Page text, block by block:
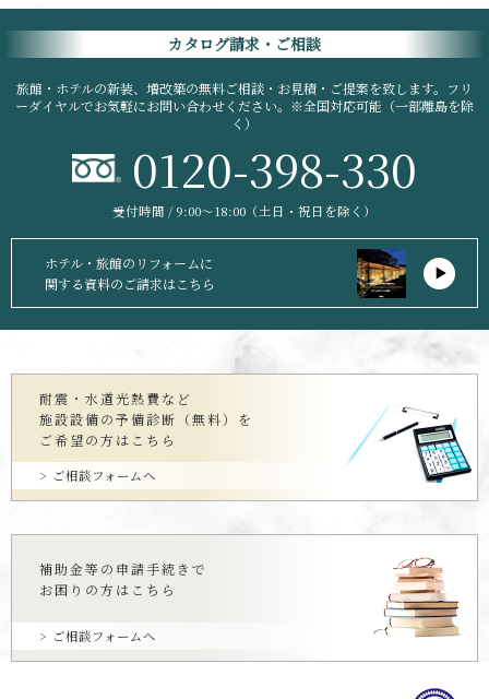
カタログ請求・ご相談
旅館・ホテルの新装、増改築の無料ご相談・お見積・ご提案を致します。フリ
ーダイヤルでお気軽にお問い合わせください。※全国対応可能（一部離島を除
く）
0120-398-330
受付時間 / 9:00〜18:00（土日・祝日を除く）
ホテル・旅館のリフォームに
関する資料のご請求はこちら
耐震・水道光熱費など
施設設備の予備診断（無料）を
ご希望の方はこちら
ご相談フォームへ
補助金等の申請手続きで
お困りの方はこちら
ご相談フォームへ